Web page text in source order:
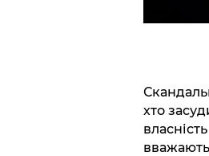
хто